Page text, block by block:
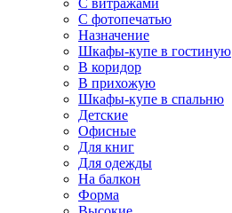
С витражами
С фотопечатью
Назначение
Шкафы-купе в гостиную
В коридор
В прихожую
Шкафы-купе в спальню
Детские
Офисные
Для книг
Для одежды
На балкон
Форма